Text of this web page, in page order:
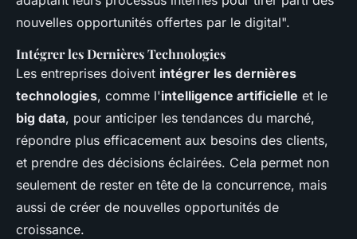
nouvelles opportunités offertes par le digital".
Intégrer les Dernières Technologies
Les entreprises doivent intégrer les dernières
technologies, comme l'intelligence artificielle et le
big data, pour anticiper les tendances du marché,
répondre plus efficacement aux besoins des clients,
et prendre des décisions éclairées. Cela permet non
seulement de rester en tête de la concurrence, mais
aussi de créer de nouvelles opportunités de
croissance.